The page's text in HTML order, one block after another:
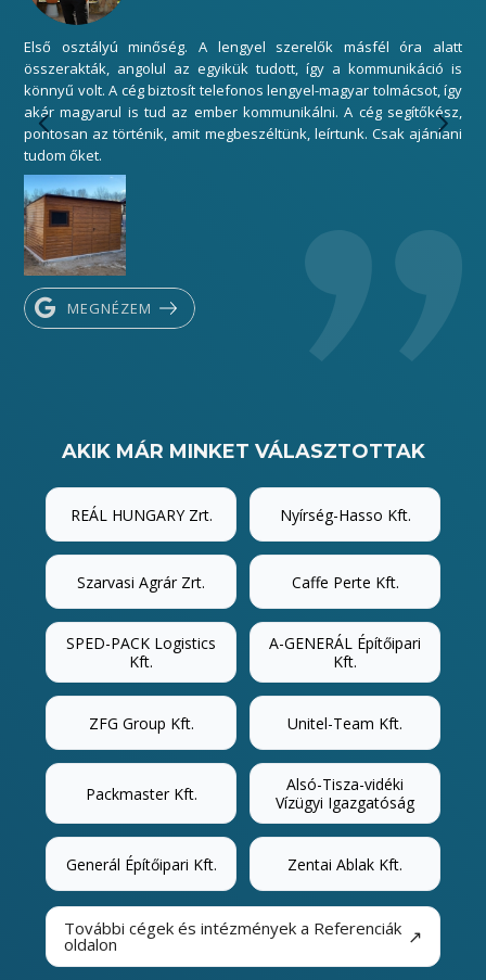
Első osztályú minőség. A lengyel szerelők másfél óra alatt
összerakták, angolul az egyikük tudott, így a kommunikáció is
könnyű volt. A cég biztosít telefonos lengyel-magyar tolmácsot, így
akár magyarul is tud az ember kommunikálni. A cég segítőkész,
pontosan az történik, amit megbeszéltünk, leírtunk. Csak ajánlani
tudom őket.
MEGNÉZEM
AKIK MÁR MINKET VÁLASZTOTTAK
REÁL HUNGARY Zrt. Nyírség-Hasso Kft.
Szarvasi Agrár Zrt. Caffe Perte Kft.
SPED-PACK Logistics
Kft.
A-GENERÁL Építőipari
Kft.
ZFG Group Kft. Unitel-Team Kft.
Packmaster Kft.
Alsó-Tisza-vidéki
Vízügyi Igazgatóság
Generál Építőipari Kft. Zentai Ablak Kft.
További cégek és intézmények a Referenciák
oldalon ↗